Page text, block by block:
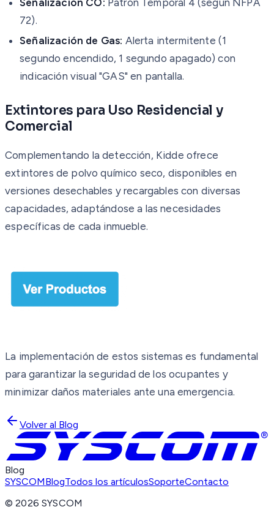
72).
Señalización de Gas: Alerta intermitente (1
segundo encendido, 1 segundo apagado) con
indicación visual "GAS" en pantalla.
Extintores para Uso Residencial y
Comercial
Complementando la detección, Kidde ofrece
extintores de polvo químico seco, disponibles en
versiones desechables y recargables con diversas
capacidades, adaptándose a las necesidades
específicas de cada inmueble.
La implementación de estos sistemas es fundamental
para garantizar la seguridad de los ocupantes y
minimizar daños materiales ante una emergencia.
Volver al Blog
Blog
SYSCOMBlogTodos los artículosSoporteContacto
©2026 SYSCOM